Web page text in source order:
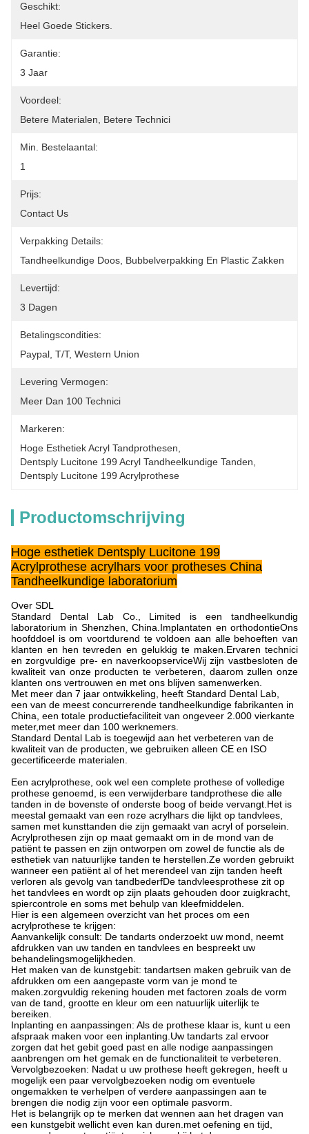
Geschikt:
Heel Goede Stickers.
Garantie:
3 Jaar
Voordeel:
Betere Materialen, Betere Technici
Min. Bestelaantal:
1
Prijs:
Contact Us
Verpakking Details:
Tandheelkundige Doos, Bubbelverpakking En Plastic Zakken
Levertijd:
3 Dagen
Betalingscondities:
Paypal, T/T, Western Union
Levering Vermogen:
Meer Dan 100 Technici
Markeren:
Hoge Esthetiek Acryl Tandprothesen
Dentsply Lucitone 199 Acryl Tandheelkundige Tanden
Dentsply Lucitone 199 Acrylprothese
Productomschrijving
Hoge esthetiek Dentsply Lucitone 199
Acrylprothese acrylhars voor protheses China
Tandheelkundige laboratorium
Over SDL
Standard Dental Lab Co., Limited is een tandheelkundig
laboratorium in Shenzhen, China.Implantaten en orthodontieOns
hoofddoel is om voortdurend te voldoen aan alle behoeften van
klanten en hen tevreden en gelukkig te maken.Ervaren technici
en zorgvuldige pre- en naverkoopserviceWij zijn vastbesloten de
kwaliteit van onze producten te verbeteren, daarom zullen onze
klanten ons vertrouwen en met ons blijven samenwerken.
Met meer dan 7 jaar ontwikkeling, heeft Standard Dental Lab,
een van de meest concurrerende tandheelkundige fabrikanten in
China, een totale productiefaciliteit van ongeveer 2.000 vierkante
meter,met meer dan 100 werknemers.
Standard Dental Lab is toegewijd aan het verbeteren van de
kwaliteit van de producten, we gebruiken alleen CE en ISO
gecertificeerde materialen.
Een acrylprothese, ook wel een complete prothese of volledige
prothese genoemd, is een verwijderbare tandprothese die alle
tanden in de bovenste of onderste boog of beide vervangt.Het is
meestal gemaakt van een roze acrylhars die lijkt op tandvlees,
samen met kunsttanden die zijn gemaakt van acryl of porselein.
Acrylprothesen zijn op maat gemaakt om in de mond van de
patiënt te passen en zijn ontworpen om zowel de functie als de
esthetiek van natuurlijke tanden te herstellen.Ze worden gebruikt
wanneer een patiënt al of het merendeel van zijn tanden heeft
verloren als gevolg van tandbederfDe tandvleesprothese zit op
het tandvlees en wordt op zijn plaats gehouden door zuigkracht,
spiercontrole en soms met behulp van kleefmiddelen.
Hier is een algemeen overzicht van het proces om een
acrylprothese te krijgen:
Aanvankelijk consult: De tandarts onderzoekt uw mond, neemt
afdrukken van uw tanden en tandvlees en bespreekt uw
behandelingsmogelijkheden.
Het maken van de kunstgebit: tandartsen maken gebruik van de
afdrukken om een aangepaste vorm van je mond te
maken.zorgvuldig rekening houden met factoren zoals de vorm
van de tand, grootte en kleur om een natuurlijk uiterlijk te
bereiken.
Inplanting en aanpassingen: Als de prothese klaar is, kunt u een
afspraak maken voor een inplanting.Uw tandarts zal ervoor
zorgen dat het gebit goed past en alle nodige aanpassingen
aanbrengen om het gemak en de functionaliteit te verbeteren.
Vervolgbezoeken: Nadat u uw prothese heeft gekregen, heeft u
mogelijk een paar vervolgbezoeken nodig om eventuele
ongemakken te verhelpen of verdere aanpassingen aan te
brengen die nodig zijn voor een optimale pasvorm.
Het is belangrijk op te merken dat wennen aan het dragen van
een kunstgebit wellicht even kan duren.met oefening en tijd,